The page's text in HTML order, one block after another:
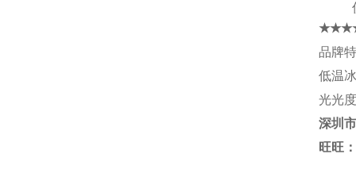
品牌
低温
光光
深圳
旺